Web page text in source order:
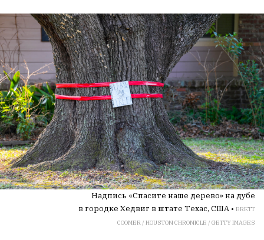
Надпись «Спасите наше дерево» на дубе
в городке Хедвиг в штате Техас, США • BRETT
COOMER / HOUSTON CHRONICLE / GETTY IMAGES